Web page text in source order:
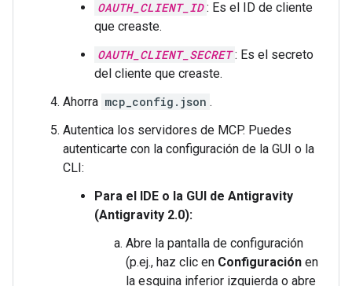
OAUTH_CLIENT_ID : Es el ID de cliente
que creaste.
OAUTH_CLIENT_SECRET : Es el secreto
del cliente que creaste.
Ahorra mcp_config.json .
Autentica los servidores de MCP. Puedes
autenticarte con la configuración de la GUI o la
CLI:
Para el IDE o la GUI de Antigravity
(Antigravity 2.0):
Abre la pantalla de configuración
(p.ej., haz clic en Configuración en
la esquina inferior izquierda o abre